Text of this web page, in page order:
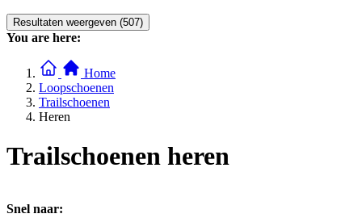
Resultaten weergeven (507)
You are here:
Home
Loopschoenen
Trailschoenen
Heren
Trailschoenen heren
Snel naar: